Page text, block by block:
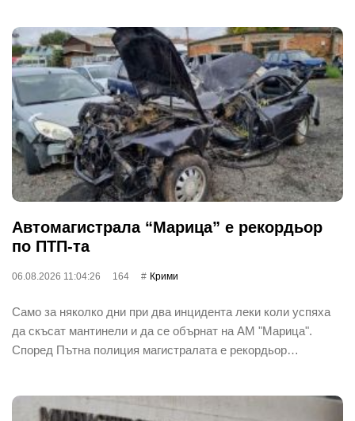
Автомагистрала “Марица” е рекордьор
по ПТП-та
06.08.2026 11:04:26 164 Крими
Само за няколко дни при два инцидента леки коли успяха
да скъсат мантинели и да се обърнат на АМ "Марица".
Според Пътна полиция магистралата е рекордьор…